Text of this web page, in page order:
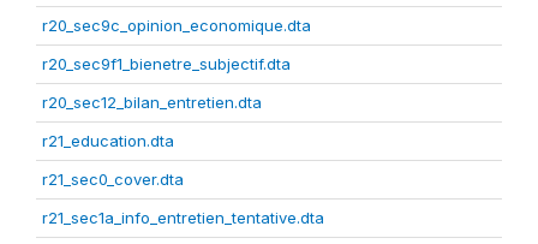
r20_sec9c_opinion_economique.dta
r20_sec9f1_bienetre_subjectif.dta
r20_sec12_bilan_entretien.dta
r21_education.dta
r21_sec0_cover.dta
r21_sec1a_info_entretien_tentative.dta